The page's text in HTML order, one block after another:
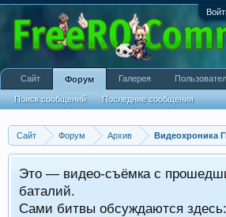
Сайт Форум Архив Видеохроника
Это — видео-съёмка с
баталий.
Сами битвы обсуждаются здесь:
Сайт Форум
Поиск сообщений Последние сообщения
Галерея